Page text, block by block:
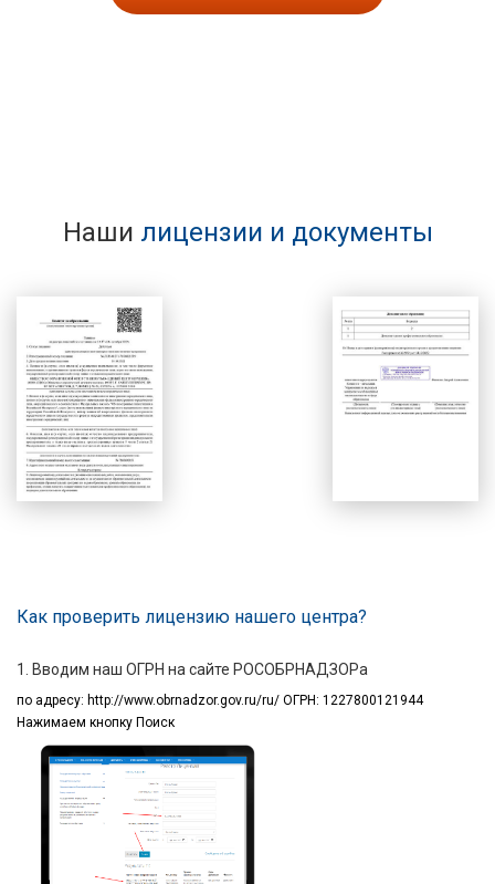
Наши лицензии и документы
Как проверить лицензию нашего центра?
1. Вводим наш ОГРН на сайте РОСОБРНАДЗОРа
по адресу: http://www.obrnadzor.gov.ru/ru/ ОГРН: 1227800121944
Нажимаем кнопку Поиск